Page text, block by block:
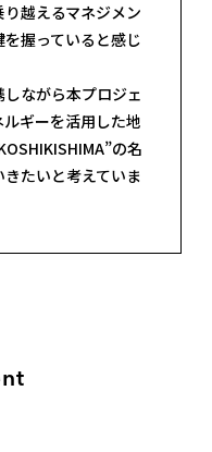
越えるマネジメン
握っていると感じ
ながら本プロジェ
ギーを活用した地
の名
たいと考えていま